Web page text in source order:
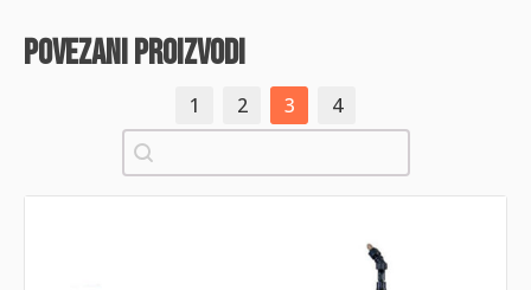
povezani proizvodi
1 2 3
4
Pretraži